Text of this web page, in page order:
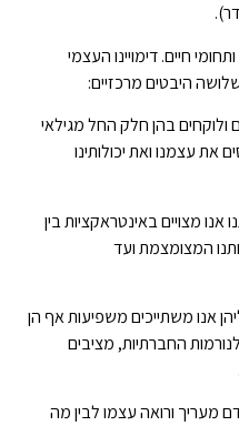
חיים. דימויינו העצמי
היבטים מרכזיים:
ולוקחים בהן חלק החל מגילאי
את עצמנו ואת יכולותינו
אנו מצויים באינטראקציות בין
המצומצמת ועד
אנו משתייכים משפיעות אף הן
החברתיות, מציבים
מעריך ורואה עצמו לבין מה